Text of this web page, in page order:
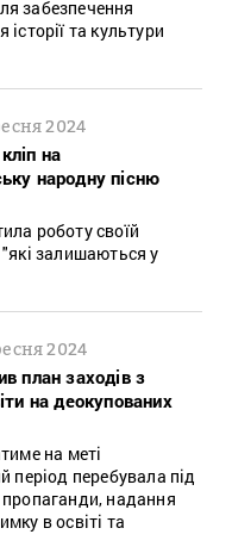
забезпечення
та культури
2024
на
народну пісню
роботу своїй
залишаються у
2024
план заходів з
на деокупованих
на меті
період перебувала під
пропаганди, надання
в освіті та